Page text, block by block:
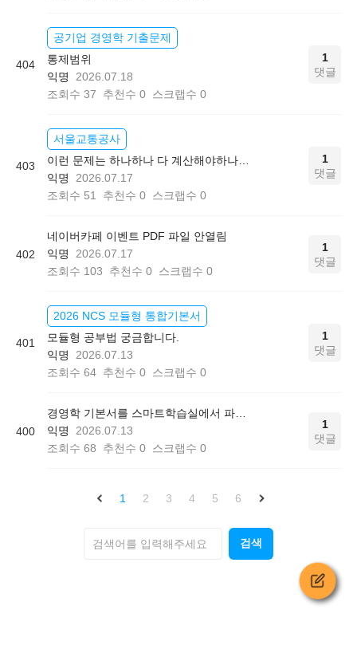
404
공기업 경영학 기출문제
통제범위
익명
2026.07.18
조회수 37 추천수 0 스크랩수 0
1
댓글
403
서울교통공사
익명
2026.07.17
조회수 51 추천수 0 스크랩수 0
1
댓글
402
네이버카페 이벤트 PDF 파일 안열림
익명
2026.07.17
조회수 103 추천수 0 스크랩수 0
1
댓글
401
2026 NCS 모듈형 통합기본서
모듈형 공부법 궁금합니다.
익명
2026.07.13
조회수 64 추천수 0 스크랩수 0
1
댓글
400
익명
2026.07.13
조회수 68 추천수 0 스크랩수 0
1
댓글
1 2 3 4 5 6
검색